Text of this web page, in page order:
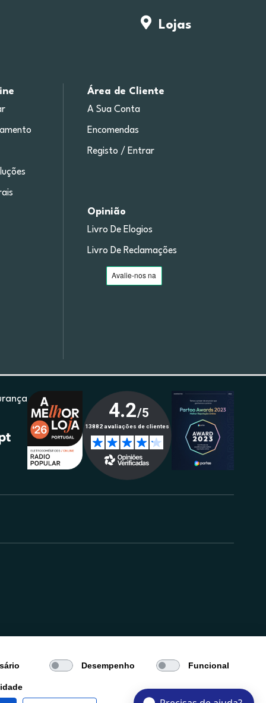
Lojas
Área de Cliente
A Sua Conta
Encomendas
Registo / Entrar
Opinião
Livro De Elogios
Livro De Reclamações
Desempenho Funcional